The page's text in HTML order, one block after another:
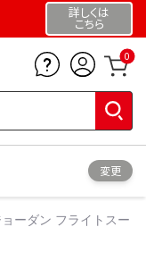
詳しくは
こちら
0
変更
ーダン フライトスー